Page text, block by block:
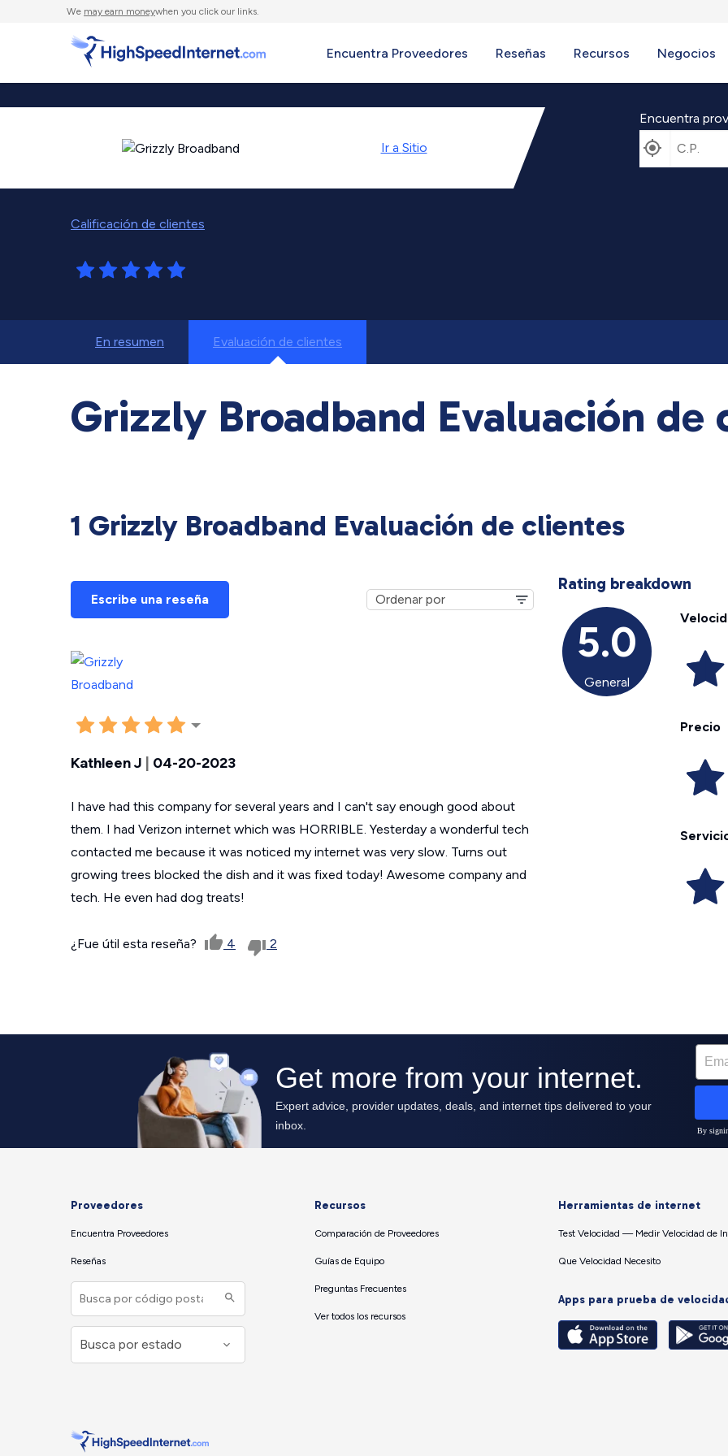
We may earn moneywhen you click our links.
Encuentra Proveedores Reseñas Recursos Negocios
Ir a Sitio
Calificación de clientes
Encuentra
En resumen Evaluación de clientes
Grizzly Broadband Evaluación de
1 Grizzly Broadband Evaluación de clientes
Rating breakdown
5.0
General
Precio
Escribe una reseña
Kathleen J 04-20-2023
I have had this company for several years and I can't say enough good about
them. I had Verizon internet which was HORRIBLE. Yesterday a wonderful tech
contacted me because it was noticed my internet was very slow. Turns out
growing trees blocked the dish and it was fixed today! Awesome company and
tech. He even had dog treats!
¿Fue útil esta reseña? 4 2
Proveedores
Encuentra Proveedores
Reseñas
Recursos
Comparación de Proveedores
Guías de Equipo
Preguntas Frecuentes
Ver todos los recursos
Herramientas de internet
Test Velocidad — Medir Velocidad de
Que Velocidad Necesito
Apps para prueba de